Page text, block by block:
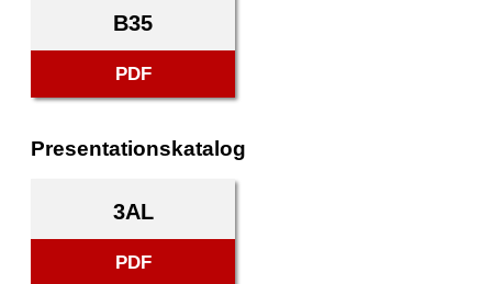
B35
PDF
Presentationskatalog
3AL
PDF